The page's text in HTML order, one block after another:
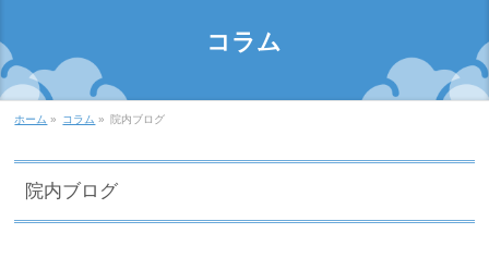
コラム
ホーム » コラム » 院内ブログ
院内ブログ